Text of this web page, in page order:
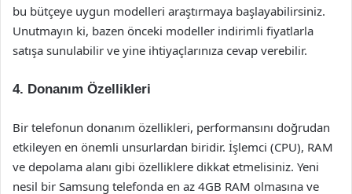
bu bütçeye uygun modelleri araştırmaya başlayabilirsiniz.
Unutmayın ki, bazen önceki modeller indirimli fiyatlarla
satışa sunulabilir ve yine ihtiyaçlarınıza cevap verebilir.
4. Donanım Özellikleri
Bir telefonun donanım özellikleri, performansını doğrudan
etkileyen en önemli unsurlardan biridir. İşlemci (CPU), RAM
ve depolama alanı gibi özelliklere dikkat etmelisiniz. Yeni
nesil bir Samsung telefonda en az 4GB RAM olmasına ve